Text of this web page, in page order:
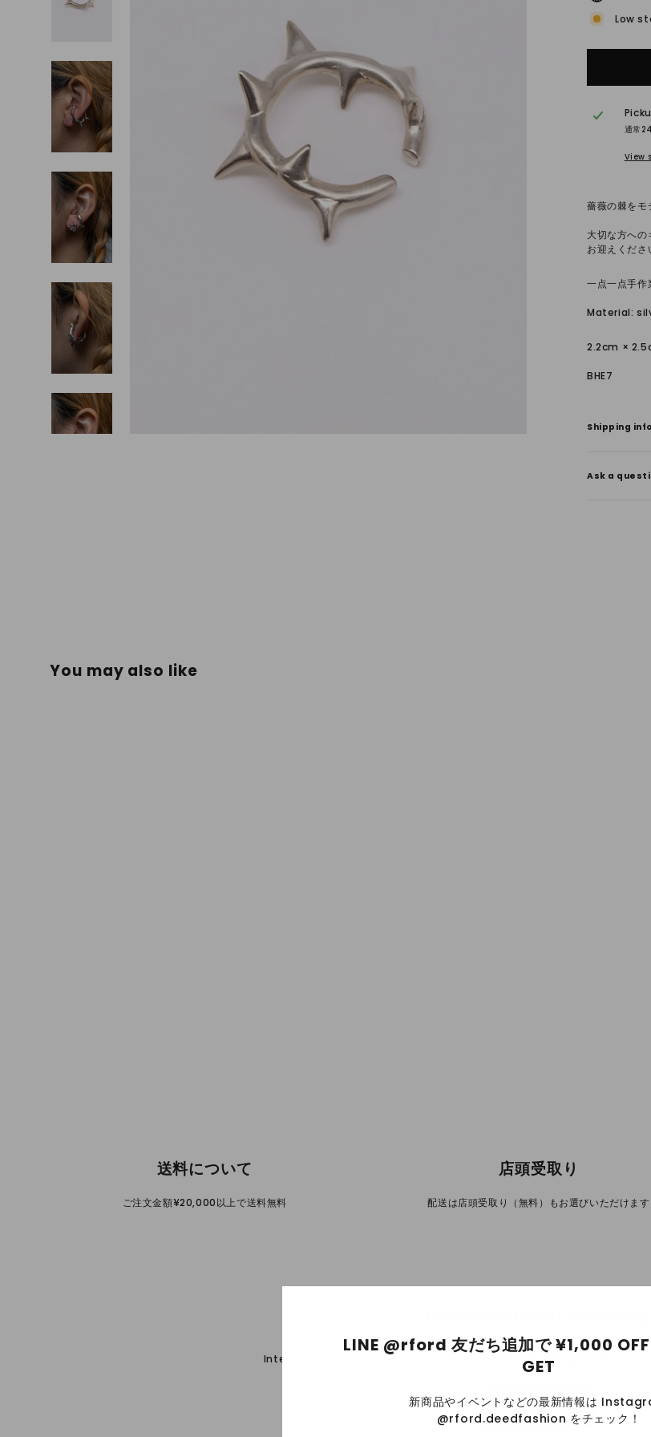
LINE @rford 友だち追加で ¥1,000
GET
新商品やイベントなどの最新情報は
@rford.deedfashion をチェック！
Low
通常
View
薔薇の棘をモ
大切な方へ
お迎えくださ
一点一点手作
Material:
2.2cm ×
BHE7
Shipping
Ask a
You may also like
送料について
ご注文金額¥20,000以上で送料無料
店頭受取り
配送は店頭受取り（無料）もお選びいただけます
International shipping will be done via EMS. Shipping charges will be
Read more